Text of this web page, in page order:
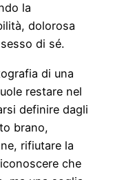
la
dolorosa
di sé.
di una
restare nel
definire dagli
brano,
rifiutare la
che